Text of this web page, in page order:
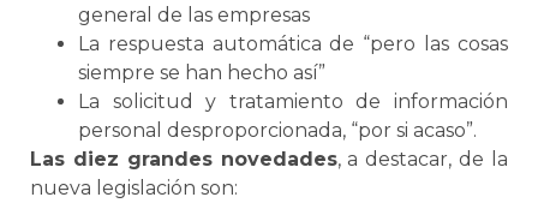
general de las empresas
La respuesta automática de “pero las cosas
siempre se han hecho así”
La solicitud y tratamiento de información
personal desproporcionada, “por si acaso”.
Las diez grandes novedades, a destacar, de la
nueva legislación son: